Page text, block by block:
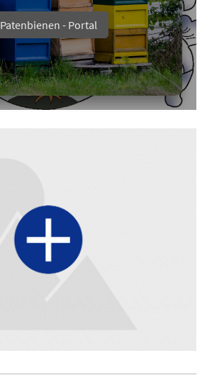
Patenbienen - Portal